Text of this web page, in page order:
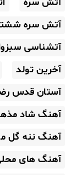
آتش سره
آتشناسی
آخرین تولد
آستان قدس
آهنگ شاد
آهنگ ننه گل
آهنگ های